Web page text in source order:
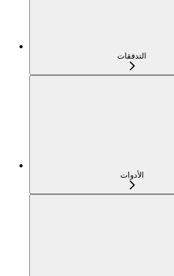
التدفقات
الأدوات